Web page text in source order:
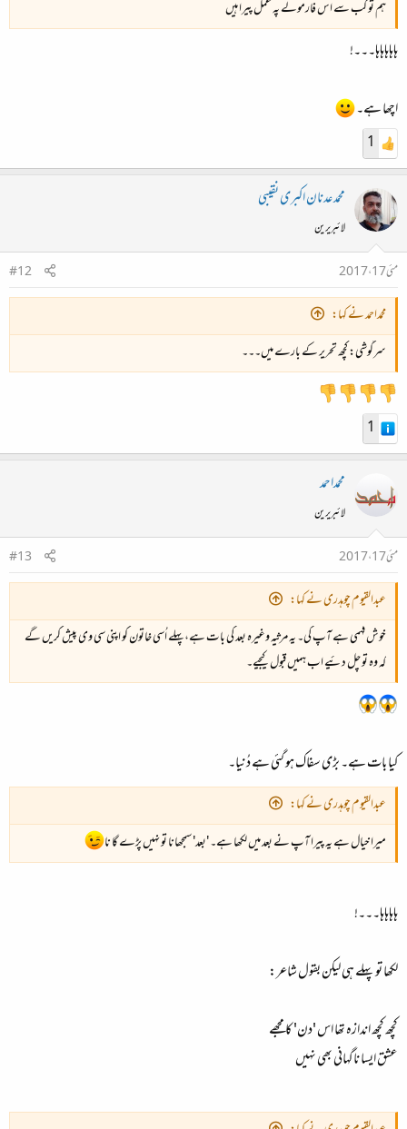
ہم تو کب سے اس فارمولے پہ عمل پیرا ہیں
ہاہاہاہاہا۔۔۔!
اچھا ہے۔
1
محمد عدنان اکبری نقیبی
لائبریرین
مئی 17، 2017
#12
محمداحمد نے کہا:
سرگوشی: کچھ تحریر کے بارے میں۔۔۔
1
محمداحمد
لائبریرین
مئی 17، 2017
#13
عبدالقیوم چوہدری نے کہا:
خوش فہمی ہے آپ کی۔ یہ مرثیہ وغیرہ بعد کی بات ہے، پہلے اُسی خاتون کو اپنی سی وی پیش کریں گے
کہ وہ تو چل دئیے اب ہمیں قبول کیجیے۔
کیا بات ہے۔ بڑی سفاک ہو گئی ہے دُنیا۔
عبدالقیوم چوہدری نے کہا:
میرا خیال ہے یہ پیرا آپ نے بعد میں لکھا ہے۔ 'بعد' سمجھانا تو نہیں پڑے گا نا
ہاہاہاہا۔۔۔!
لکھا تو پہلے ہی لیکن بقول شاعر:
کچھ کچھ اندازہ تھا اس 'دن' کا مجھے
عشق ایسا ناگہانی بھی نہیں